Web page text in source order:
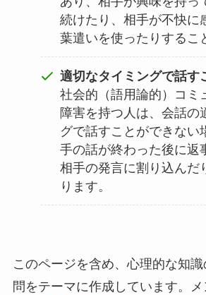
続けたり、相手が不快に
葉遣いを使ったりするこ
適切なタイミングで話す
社会的（語用論的）コミ
障害を持つ人は、会話の
グで話すことができない
手の話が終わった後に返
相手の発言に割り込んだ
ります。
このページを含め、心理的な知
問をテーマに作成しています。